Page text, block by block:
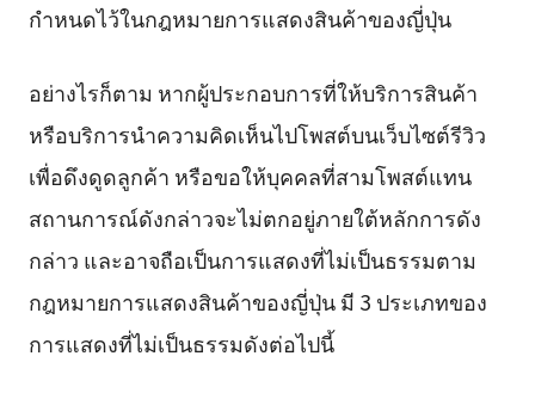
กำหนดไว้ในกฎหมายการแสดงสินค้าของญี่ปุ่น
อย่างไรก็ตาม หากผู้ประกอบการที่ให้บริการสินค้า
หรือบริการนำความคิดเห็นไปโพสต์บนเว็บไซต์รีวิว
เพื่อดึงดูดลูกค้า หรือขอให้บุคคลที่สามโพสต์แทน
สถานการณ์ดังกล่าวจะไม่ตกอยู่ภายใต้หลักการดัง
กล่าว และอาจถือเป็นการแสดงที่ไม่เป็นธรรมตาม
กฎหมายการแสดงสินค้าของญี่ปุ่น มี 3 ประเภทของ
การแสดงที่ไม่เป็นธรรมดังต่อไปนี้